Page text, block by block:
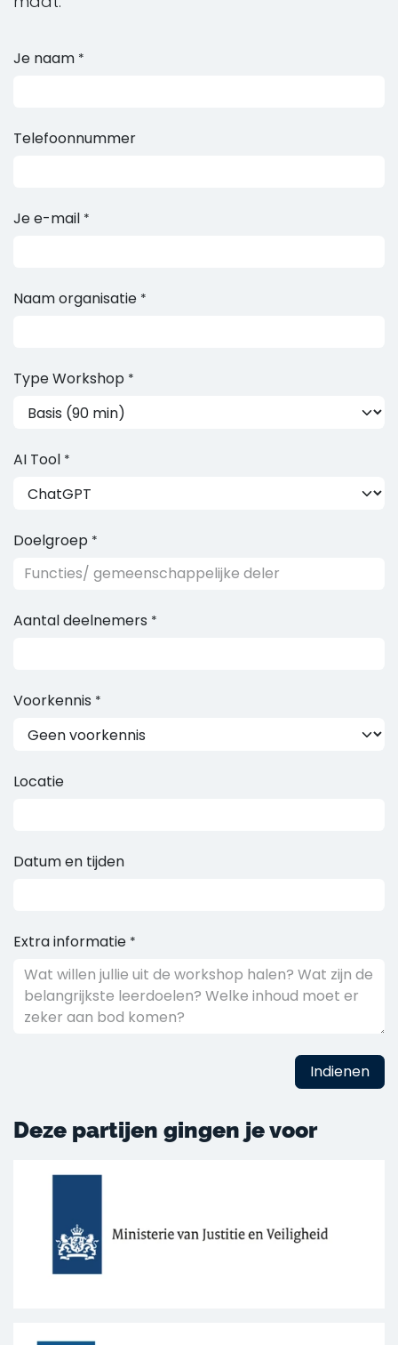
Je naam *
Telefoonnummer
Je e-mail *
Naam organisatie *
Type Workshop *
AI Tool *
Doelgroep *
Aantal deelnemers *
Voorkennis *
Locatie
Datum en tijden
Extra informatie *
Indienen
Deze partijen gingen je voor